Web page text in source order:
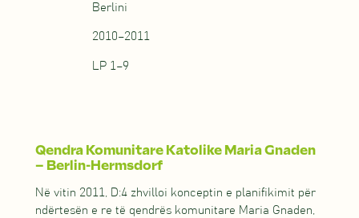
Berlini
2010–2011
LP 1–9
Qendra Komunitare Katolike Maria Gnaden
– Berlin-Hermsdorf
Në vitin 2011, D:4 zhvilloi konceptin e planifikimit për
ndërtesën e re të qendrës komunitare Maria Gnaden,